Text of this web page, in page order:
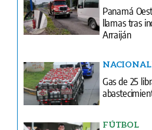
Panamá
llamas tras
Arraiján
Gas de 25
FÚTBOL